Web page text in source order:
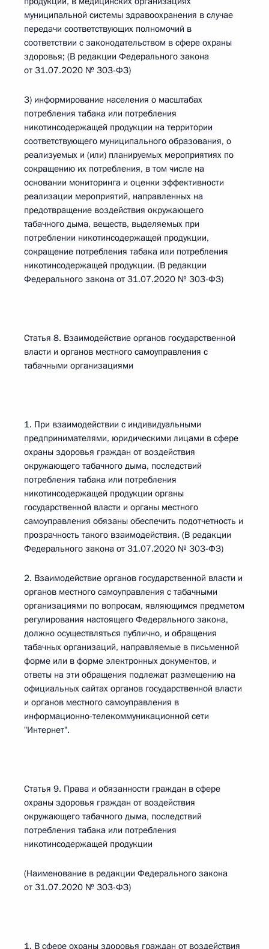
муниципальной системы здравоохранения в случае
передачи соответствующих полномочий в
соответствии с законодательством в сфере охраны
здоровья; (В редакции Федерального закона
от 31.07.2020 № 303-ФЗ)
3) информирование населения о масштабах
потребления табака или потребления
никотинсодержащей продукции на территории
соответствующего муниципального образования, о
реализуемых и (или) планируемых мероприятиях по
сокращению их потребления, в том числе на
основании мониторинга и оценки эффективности
реализации мероприятий, направленных на
предотвращение воздействия окружающего
табачного дыма, веществ, выделяемых при
потреблении никотинсодержащей продукции,
сокращение потребления табака или потребления
никотинсодержащей продукции. (В редакции
Федерального закона от 31.07.2020 № 303-ФЗ)
Статья 8. Взаимодействие органов государственной
власти и органов местного самоуправления с
табачными организациями
1. При взаимодействии с индивидуальными
предпринимателями, юридическими лицами в сфере
охраны здоровья граждан от воздействия
окружающего табачного дыма, последствий
потребления табака или потребления
никотинсодержащей продукции органы
государственной власти и органы местного
самоуправления обязаны обеспечить подотчетность и
прозрачность такого взаимодействия. (В редакции
Федерального закона от 31.07.2020 № 303-ФЗ)
2. Взаимодействие органов государственной власти и
органов местного самоуправления с табачными
организациями по вопросам, являющимся предметом
регулирования настоящего Федерального закона,
должно осуществляться публично, и обращения
табачных организаций, направляемые в письменной
форме или в форме электронных документов, и
ответы на эти обращения подлежат размещению на
официальных сайтах органов государственной власти
и органов местного самоуправления в
информационно-телекоммуникационной сети
"Интернет".
Статья 9. Права и обязанности граждан в сфере
охраны здоровья граждан от воздействия
окружающего табачного дыма, последствий
потребления табака или потребления
никотинсодержащей продукции
(Наименование в редакции Федерального закона
от 31.07.2020 № 303-ФЗ)
1. В сфере охраны здоровья граждан от воздействия